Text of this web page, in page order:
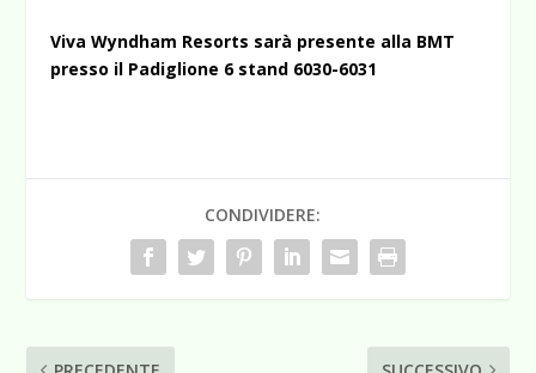
Viva Wyndham Resorts sarà presente alla BMT
presso il Padiglione 6 stand 6030-6031
CONDIVIDERE: